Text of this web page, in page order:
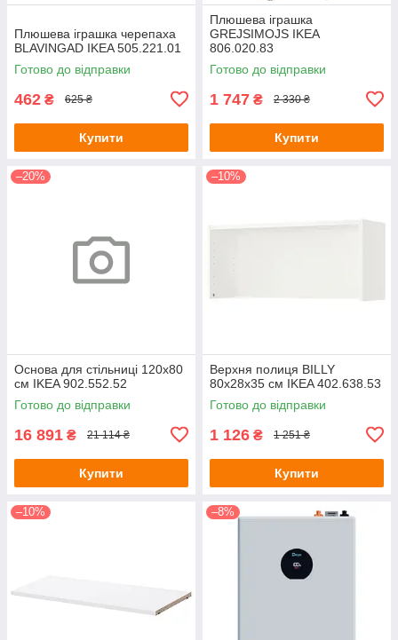
Плюшева іграшка черепаха
BLAVINGAD IKEA 505.221.01
Готово до відправки
462 ₴ 625 ₴
Купити
Плюшева іграшка
GREJSIMOJS IKEA
806.020.83
Готово до відправки
1 747 ₴ 2 330 ₴
Купити
–20%
Основа для стільниці 120x80
см IKEA 902.552.52
Готово до відправки
16 891 ₴ 21 114 ₴
Купити
–10%
Верхня полиця BILLY
80х28х35 см IKEA 402.638.53
Готово до відправки
1 126 ₴ 1 251 ₴
Купити
–10% –8%